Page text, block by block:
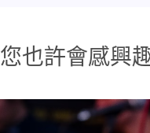
您也許會感興